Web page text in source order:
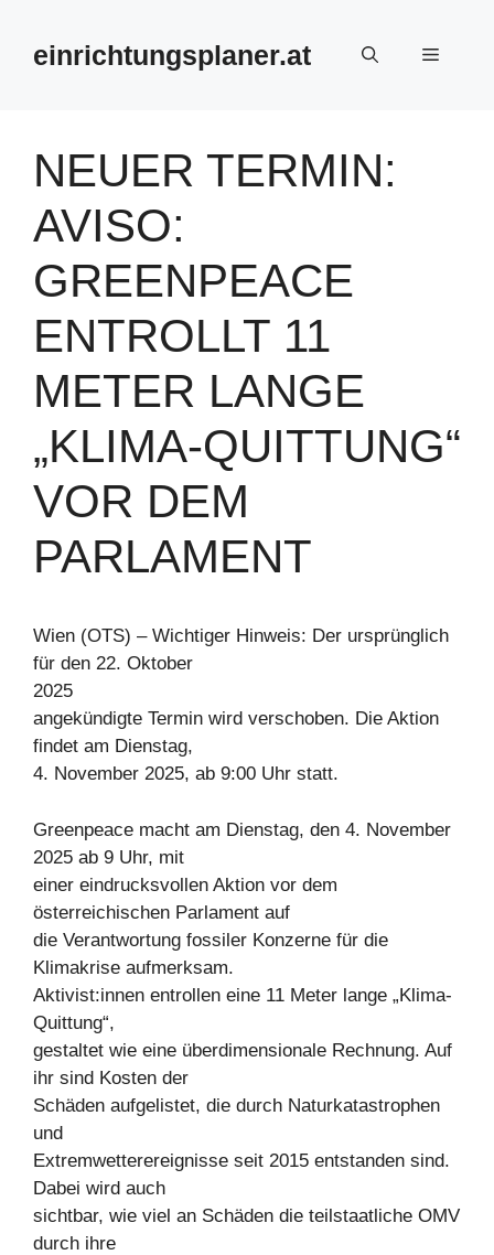
springeneinrichtungsplaner.at Menü
NEUER TERMIN:
AVISO:
GREENPEACE
ENTROLLT 11
METER LANGE
„KLIMA-QUITTUNG“
VOR DEM
PARLAMENT
Wien (OTS) – Wichtiger Hinweis: Der ursprünglich
für den 22. Oktober
2025
angekündigte Termin wird verschoben. Die Aktion
findet am Dienstag,
4. November 2025, ab 9:00 Uhr statt.
Greenpeace macht am Dienstag, den 4. November
2025 ab 9 Uhr, mit
einer eindrucksvollen Aktion vor dem
österreichischen Parlament auf
die Verantwortung fossiler Konzerne für die
Klimakrise aufmerksam.
Aktivist:innen entrollen eine 11 Meter lange „Klima-
Quittung“,
gestaltet wie eine überdimensionale Rechnung. Auf
ihr sind Kosten der
Schäden aufgelistet, die durch Naturkatastrophen
und
Extremwetterereignisse seit 2015 entstanden sind.
Dabei wird auch
sichtbar, wie viel an Schäden die teilstaatliche OMV
durch ihre